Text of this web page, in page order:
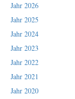
Jahr 2026
Jahr 2025
Jahr 2024
Jahr 2023
Jahr 2022
Jahr 2021
Jahr 2020